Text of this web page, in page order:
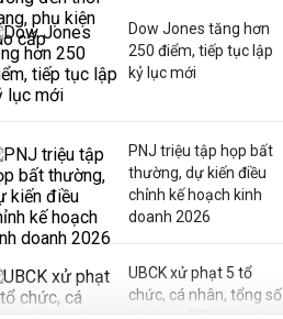
Dow Jones tăng hơn
250 điểm, tiếp tục lập
kỷ lục mới
PNJ triệu tập họp bất
thường, dự kiến điều
chỉnh kế hoạch kinh
doanh 2026
UBCK xử phạt 5 tổ
chức, cá nhân, tổng số